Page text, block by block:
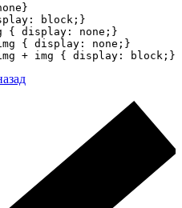
block;}
{ display: none;}
{ display: none;}
img + img { display: block;}